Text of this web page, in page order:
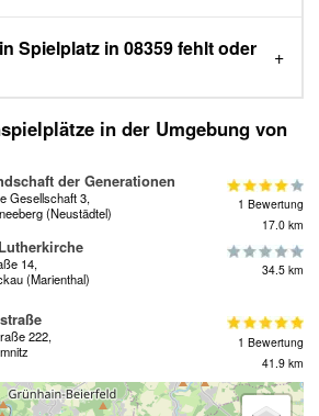
Spielplatz in 08359 fehlt oder
in der Umgebung von
der Generationen
Gesellschaft 3,
(Neustädtel)
1 Bewertung
17.0 km
14,
(Marienthal)
34.5 km
222,
1 Bewertung
41.9 km